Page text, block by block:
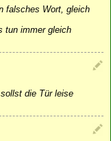
falsches Wort, gleich
tun immer gleich
die Tür leise